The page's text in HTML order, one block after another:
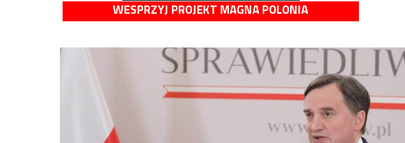
WESPRZYJ PROJEKT MAGNA POLONIA